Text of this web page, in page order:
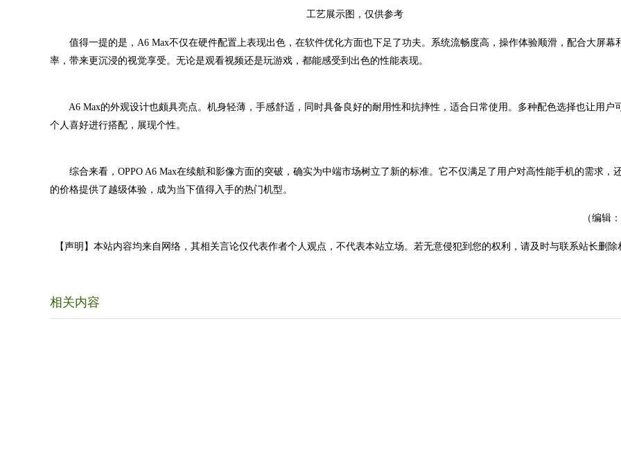
工艺展示图，仅供参考
值得一提的是，A6 Max不仅在硬件配置上表现出色，在软件优化方面也下足了功夫。系统流畅度高，操作体验顺滑，配合大屏幕
率，带来更沉浸的视觉享受。无论是观看视频还是玩游戏，都能感受到出色的性能表现。
A6 Max的外观设计也颇具亮点。机身轻薄，手感舒适，同时具备良好的耐用性和抗摔性，适合日常使用。多种配色选择也让用户
个人喜好进行搭配，展现个性。
综合来看，OPPO A6 Max在续航和影像方面的突破，确实为中端市场树立了新的标准。它不仅满足了用户对高性能手机的需求，
的价格提供了越级体验，成为当下值得入手的热门机型。
（编辑
【声明】本站内容均来自网络，其相关言论仅代表作者个人观点，不代表本站立场。若无意侵犯到您的权利，请及时与联系站长删除
相关内容